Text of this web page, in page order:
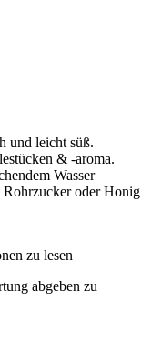
und leicht süß.
& -aroma.
Wasser
oder Honig
zu lesen
abgeben zu